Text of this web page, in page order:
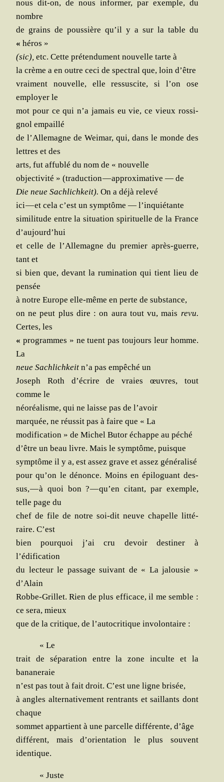
nous dit-on, de nous infor­mer, par exemple, du
nombre
de grains de pous­sière qu’il y a sur la table du
« héros »
(sic), etc. Cette pré­ten­du­ment nou­velle tarte à
la crème a en outre ceci de spec­tral que, loin d’être
vrai­ment nou­velle, elle res­sus­cite, si l’on ose
employer le
mot pour ce qui n’a jamais eu vie, ce vieux ros­si­
gnol empaillé
de l’Allemagne de Wei­mar, qui, dans le monde des
lettres et des
arts, fut affu­blé du nom de « nouvelle
objec­ti­vi­té » (tra­duc­tion — approxi­ma­tive — de
Die neue Sachli­ch­keit). On a déjà relevé
ici — et cela c’est un symp­tôme — l’inquiétante
simi­li­tude entre la situa­tion spi­ri­tuelle de la France
d’aujourd’hui
et celle de l’Allemagne du pre­mier après-guerre,
tant et
si bien que, devant la rumi­na­tion qui tient lieu de
pensée
à notre Europe elle-même en perte de sub­stance,
on ne peut plus dire : on aura tout vu, mais revu.
Certes, les
« pro­grammes » ne tuent pas tou­jours leur homme.
La
neue Sachli­ch­keit n’a pas empê­ché un
Joseph Roth d’écrire de vraies œuvres, tout
comme le
néoréa­lisme, qui ne laisse pas de l’avoir
mar­quée, ne réus­sit pas à faire que « La
modi­fi­ca­tion » de Michel Butor échappe au péché
d’être un beau livre. Mais le symp­tôme, puisque
symp­tôme il y a, est assez grave et assez généralisé
pour qu’on le dénonce. Moins en épi­lo­guant des­
sus, — à quoi bon ? — qu’en citant, par exemple,
telle page du
chef de file de notre soi-dit neuve cha­pelle lit­té­
raire. C’est
bien pour­quoi j’ai cru devoir des­ti­ner à
l’édification
du lec­teur le pas­sage sui­vant de « La jalou­sie »
d’Alain
Robbe-Grillet. Rien de plus effi­cace, il me semble :
ce sera, mieux
que de la cri­tique, de l’autocritique involontaire :
« Le
trait de sépa­ra­tion entre la zone inculte et la
bananeraie
n’est pas tout à fait droit. C’est une ligne brisée,
à angles alter­na­ti­ve­ment ren­trants et saillants dont
chaque
som­met appar­tient à une par­celle dif­fé­rente, d’âge
dif­fé­rent, mais d’orientation le plus sou­vent
identique.
« Juste